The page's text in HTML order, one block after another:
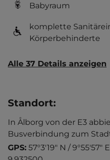
Babyraum
komplette
Körperbehinderte
Alle 37 Details anzeigen
Standort:
In Ålborg von der E3
Busverbindung zum
GPS: 57°3'19" N / 9°55'57" E